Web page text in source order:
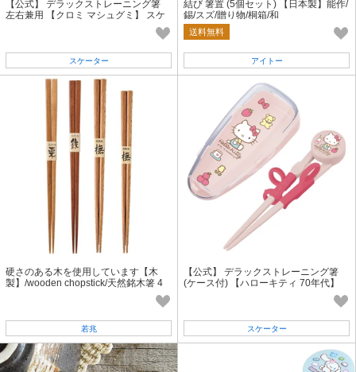
【公式】 デラックストレーニング箸
左右兼用 【クロミ マシュグミ】 スケ
スケーター
結び 箸置 (5個セット) 【日本製】能作/
錫/スズ/贈り物/桐箱/和
送料無料
アイトー
硬さのある木を使用しています【木
製】/wooden chopstick/天然銘木箸 4
若兆
【公式】 デラックストレーニング箸
(ケース付) 【ハローキティ 70年代】
スケーター